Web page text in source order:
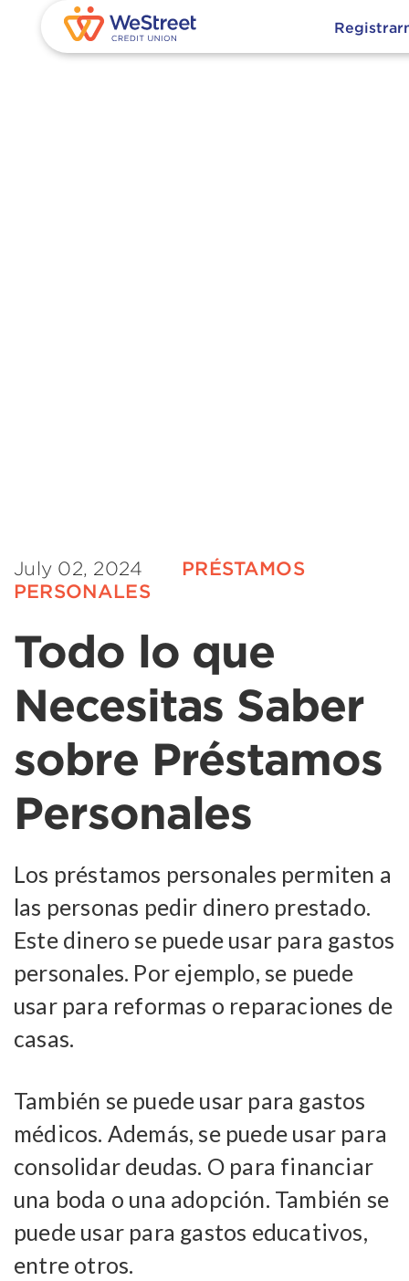
July 02, 2024
PRÉSTAMOS
PERSONALES
Todo lo que
Necesitas Saber
sobre Préstamos
Personales
Los préstamos personales permiten a
las personas pedir dinero prestado.
Este dinero se puede usar para gastos
personales. Por ejemplo, se puede
usar para reformas o reparaciones de
casas.
También se puede usar para gastos
médicos. Además, se puede usar para
consolidar deudas. O para financiar
una boda o una adopción. También se
puede usar para gastos educativos,
entre otros.